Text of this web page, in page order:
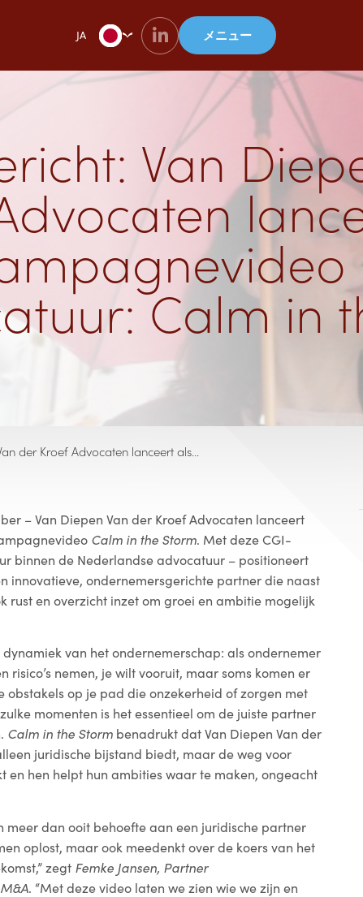
JA メニュー
Van
Calm in
der Kroef Advocaten lanceert als…
– Van Diepen Van der Kroef Advocaten lanceert
Calm in the Storm. Met deze CGI-
binnen de Nederlandse advocatuur – positioneert
innovatieve, ondernemersgerichte partner die naast
rust en overzicht inzet om groei en ambitie mogelijk
van het ondernemerschap: als ondernemer
risico’s nemen, je wilt vooruit, maar soms komen er
obstakels op je pad die onzekerheid of zorgen met
momenten is het essentieel om de juiste partner
Calm in the Storm benadrukt dat Van Diepen Van der
juridische bijstand biedt, maar de weg voor
en hen helpt hun ambities waar te maken, ongeacht
meer dan ooit behoefte aan een juridische partner
oplost, maar ook meedenkt over de koers van het
zegt Femke Jansen, Partner
. “Met deze video laten we zien wie we zijn en